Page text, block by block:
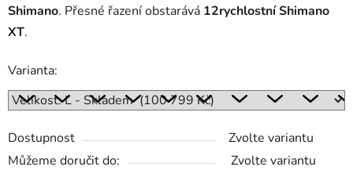
Shimano. Přesné řazení obstarává 12rychlostní Shimano
XT.
Varianta:
Dostupnost
Zvolte variantu
Můžeme doručit do:
Zvolte variantu